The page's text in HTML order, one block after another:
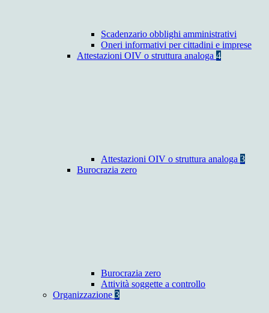
Scadenzario obblighi amministrativi
Oneri informativi per cittadini e imprese
Attestazioni OIV o struttura analoga 4
Attestazioni OIV o struttura analoga 3
Burocrazia zero
Burocrazia zero
Attività soggette a controllo
Organizzazione 3